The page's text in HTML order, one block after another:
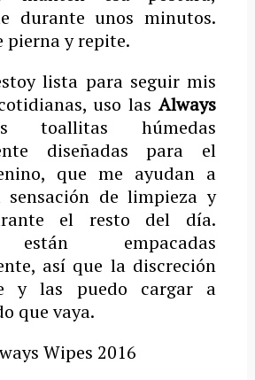
durante unos minutos.
pierna y repite.
lista para seguir mis
uso lasAlways
húmedas
diseñadas para el
que me ayudan a
sensación de limpieza y
el resto del día.
están empacadas
así que la discreción
y las puedo cargar a
que vaya.